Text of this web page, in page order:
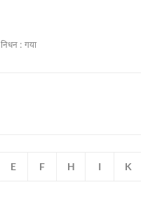
निधन : गया
E F H I K